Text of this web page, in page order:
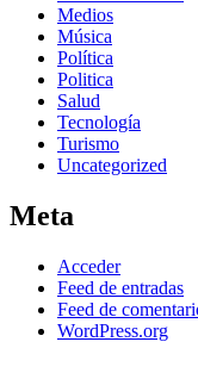
Medios
Música
Política
Politica
Salud
Tecnología
Turismo
Uncategorized
Meta
Acceder
Feed de entradas
Feed de
WordPress.org